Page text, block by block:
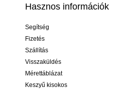
Hasznos információk
Segítség
Fizetés
Szállítás
Visszaküldés
Mérettáblázat
Keszyű kisokos